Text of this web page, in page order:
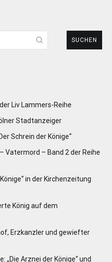
Liv Lammers-Reihe
Stadtanzeiger
Schrein der Könige“
Vatermord – Band 2 der Reihe
in der Kirchenzeitung
König auf dem
Erzkanzler und gewiefter
„Die Arznei der Könige“ und